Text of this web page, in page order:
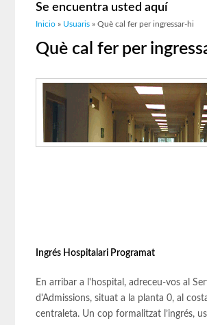
Se encuentra usted aquí
Inicio » Usuaris » Què cal fer per ingressar-hi
Què cal fer per
Ingrés Hospitalari Programat
En arribar a l'hospital, adreceu-vos al
d'Admissions, situat a la planta 0, al
centraleta. Un cop formalitzat l’ingrés, us